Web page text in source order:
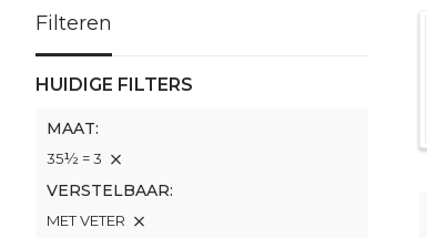
Filteren
HUIDIGE FILTERS
MAAT
35½ = 3
VERSTELBAAR
MET VETER